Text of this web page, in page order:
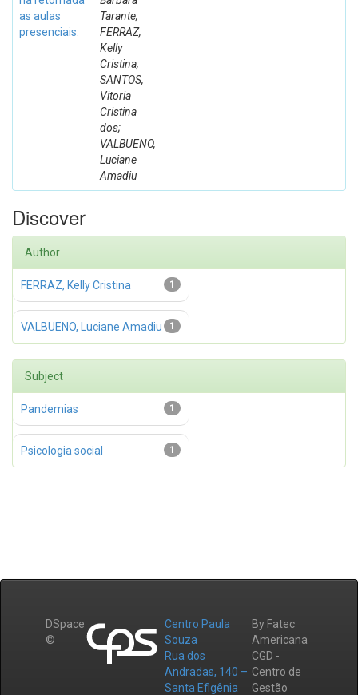
as aulas
presenciais.
Tarante;
FERRAZ,
Kelly
Cristina;
SANTOS,
Vitoria
Cristina
dos;
VALBUENO,
Luciane
Amadiu
Discover
Author
1
FERRAZ, Kelly Cristina
1
VALBUENO, Luciane Amadiu
Subject
1
Pandemias
1
Psicologia social
DSpace
©
Centro Paula
Souza
Rua dos
Andradas, 140 –
Santa Efigênia
By Fatec
Americana
CGD -
Centro de
Gestão